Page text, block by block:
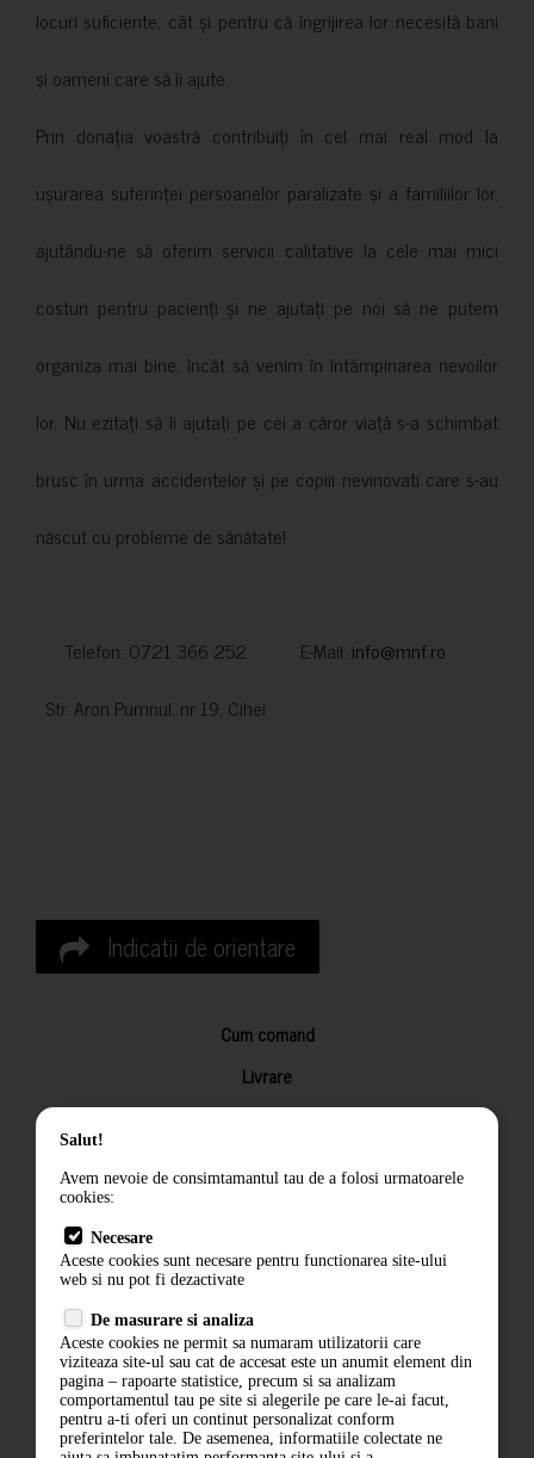
locuri suficiente, cât și pentru că îngrijirea lor necesită bani
și oameni care să îi ajute.
Prin donația voastră contribuiți în cel mai real mod la
ușurarea suferinței persoanelor paralizate și a familiilor lor,
ajutându-ne să oferim servicii calitative la cele mai mici
costuri pentru pacienți și ne ajutați pe noi să ne putem
organiza mai bine, încât să venim în întâmpinarea nevoilor
lor. Nu ezitați să îi ajutați pe cei a căror viață s-a schimbat
brusc în urma accidentelor și pe copiii nevinovati care s-au
născut cu probleme de sănătate!
Telefon: 0721 366 252 E-Mail: info@mnf.ro
Str. Aron Pumnul, nr 19, Cihei
Indicatii de orientare
Cum comand
Livrare
Returnarea produselor
Termeni si conditii
Politica de confidentialitate
ANPC
Salut!
Avem nevoie de consimtamantul tau de a folosi urmatoarele
cookies:
Necesare
Aceste cookies sunt necesare pentru functionarea site-ului
web si nu pot fi dezactivate
De masurare si analiza
Aceste cookies ne permit sa numaram utilizatorii care
viziteaza site-ul sau cat de accesat este un anumit element din
pagina – rapoarte statistice, precum si sa analizam
comportamentul tau pe site si alegerile pe care le-ai facut,
pentru a-ti oferi un continut personalizat conform
preferintelor tale. De asemenea, informatiile colectate ne